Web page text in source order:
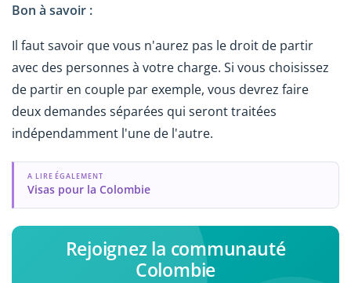
Bon à savoir :
Il faut savoir que vous n'aurez pas le droit de partir
avec des personnes à votre charge. Si vous choisissez
de partir en couple par exemple, vous devrez faire
deux demandes séparées qui seront traitées
indépendamment l'une de l'autre.
A LIRE ÉGALEMENT
Visas pour la Colombie
Rejoignez la communauté
Colombie